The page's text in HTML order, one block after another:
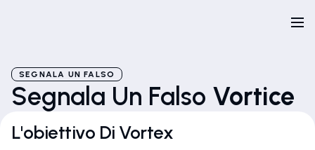
SEGNALA UN FALSO
Segnala Un Falso Vortice
L'obiettivo Di Vortex